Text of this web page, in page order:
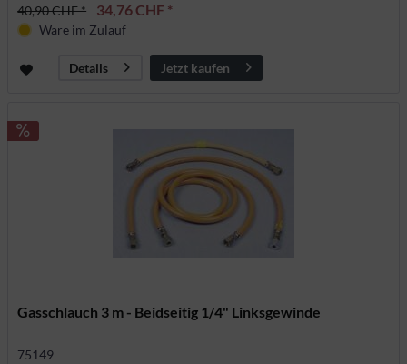
40,90 CHF * 34,76 CHF *
Ware im Zulauf
Details Jetzt kaufen
Gasschlauch 3 m - Beidseitig 1/4" Linksgewinde
75149